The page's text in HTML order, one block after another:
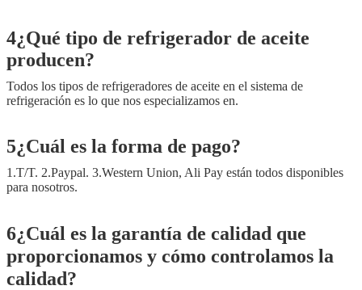
4¿Qué tipo de refrigerador de aceite
producen?
Todos los tipos de refrigeradores de aceite en el sistema de
refrigeración es lo que nos especializamos en.
5¿Cuál es la forma de pago?
1.T/T. 2.Paypal. 3.Western Union, Ali Pay están todos disponibles
para nosotros.
6¿Cuál es la garantía de calidad que
proporcionamos y cómo controlamos la
calidad?